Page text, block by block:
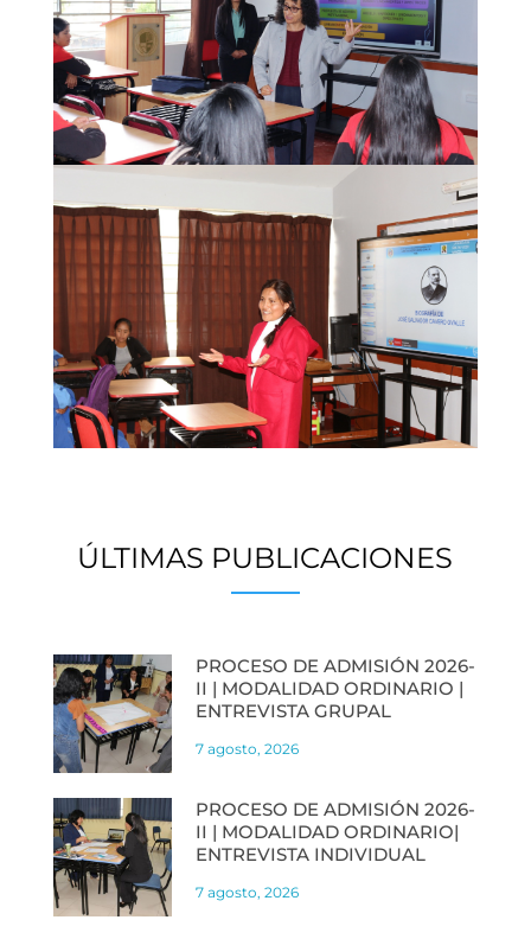
ÚLTIMAS PUBLICACIONES
PROCESO DE ADMISIÓN 2026-
II | MODALIDAD ORDINARIO |
ENTREVISTA GRUPAL
7 agosto, 2026
PROCESO DE ADMISIÓN 2026-
II | MODALIDAD ORDINARIO|
ENTREVISTA INDIVIDUAL
7 agosto, 2026